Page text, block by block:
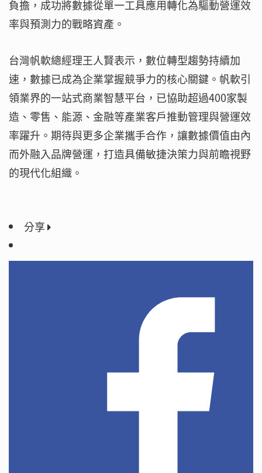
負擔，成功將數據從單一工具應用轉化為驅動營運效
率與預測力的戰略資產。
台灣帆軟總經理王人賢表示，數位轉型趨勢持續加
速，數據已成為企業掌握競爭力的核心關鍵。帆軟引
領業界的一站式商業智慧平台，已協助超過400家製
造、零售、能源、金融等產業客戶推動管理與營運效
率躍升。期待與更多企業攜手合作，讓數據價值由內
而外融入品牌營運，打造具備敏捷決策力與前瞻視野
的現代化組織。
分享